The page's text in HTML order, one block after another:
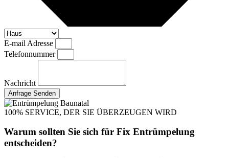
E-mail Adresse
Telefonnummer
Nachricht
Anfrage Senden
100% SERVICE, DER SIE ÜBERZEUGEN WIRD
Warum sollten Sie sich für Fix Entrümpelung
entscheiden?